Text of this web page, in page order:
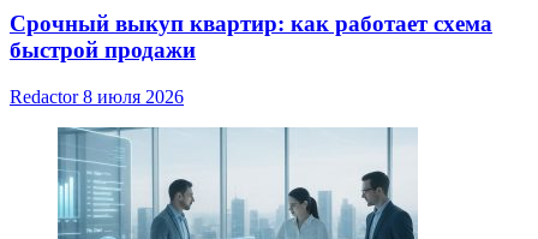
Срочный выкуп квартир: как работает схема
быстрой продажи
Redactor8 июля 2026